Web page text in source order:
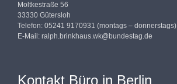
Moltkestraße 56
33330 Gütersloh
Telefon: 05241 9170931 (montags – donnerstags)
E-Mail: ralph.brinkhaus.wk@bundestag.de
Kontakt Büro in Berlin